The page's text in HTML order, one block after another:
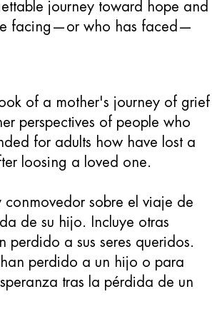
journey toward hope and
facing—or who has faced—
of a mother's journey of grief
perspectives of people who
for adults how have lost a
loosing a loved one.
sobre el viaje de
de su hijo. Incluye otras
perdido a sus seres queridos.
perdido a un hijo o para
tras la pérdida de un